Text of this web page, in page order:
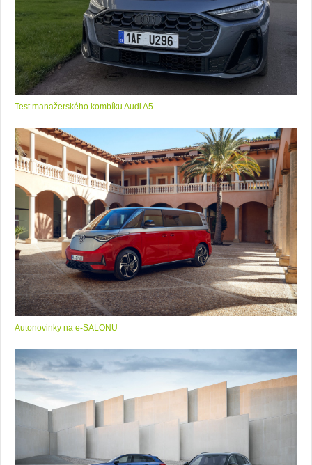
Test manažerského kombíku Audi A5
Autonovinky na e-SALONU